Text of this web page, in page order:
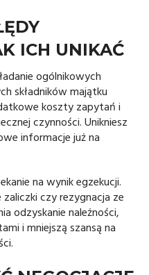
ICH UNIKAĆ
ogólnikowych
składników majątku
koszty zapytań i
czynności. Unikniesz
informacje już na
na wynik egzekucji.
czy rezygnacja ze
odzyskanie należności,
i mniejszą szansą na